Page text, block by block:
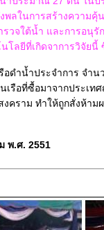
ลในการสร้างความ
รวจใต้น้ำ และการอนุ
โลยีที่เกิดจาการวิจัย
อดำน้ำประจำการ จ
รือที่ซื้อมาจากประเ
คราม ทำให้ถูกสั่งห้าม
พ.ศ. 2551